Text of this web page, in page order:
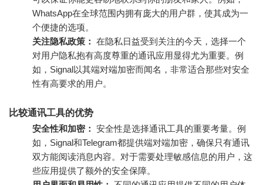
WhatsApp在全球范围内拥有庞大的用户群，使其成为一
个便捷的选项。
关注隐私政策： 在隐私日益受到关注的今天，选择一个
对用户隐私抱有高度尊重的通讯应用显得尤为重要。例
如，Signal以其端对端加密而闻名，非常适合那些对安全
性有高要求的用户。
比较通讯工具的优势
安全性和加密： 安全性是选择通讯工具的重要考量。例
如，Signal和Telegram都提供端对端加密，确保只有通讯
双方能阅读消息内容。对于需要处理敏感信息的用户，这
些应用提供了额外的安全保障。